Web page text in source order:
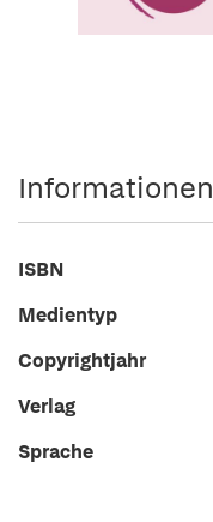
Informationen
ISBN
Medientyp
Copyrightjahr
Verlag
Sprache